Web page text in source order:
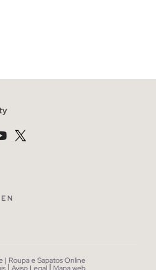
EN
| Roupa e Sapatos Online
| |